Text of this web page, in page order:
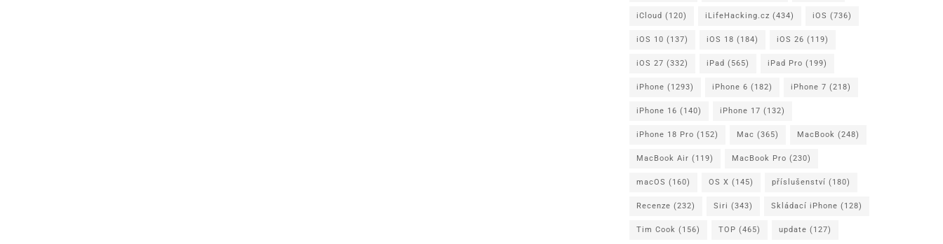
iCloud (120) iLifeHacking.cz (434) iOS (736)
iOS 10 (137) iOS 18 (184) iOS 26 (119)
iOS 27 (332) iPad (565) iPad Pro (199)
iPhone (1293) iPhone 6 (182) iPhone 7 (218)
iPhone 16 (140) iPhone 17 (132)
iPhone 18 Pro (152) Mac (365) MacBook (248)
MacBook Air (119) MacBook Pro (230)
macOS (160) OS X (145) příslušenství (180)
Recenze (232) Siri (343) Skládací iPhone (128)
Tim Cook (156) TOP (465) update (127)